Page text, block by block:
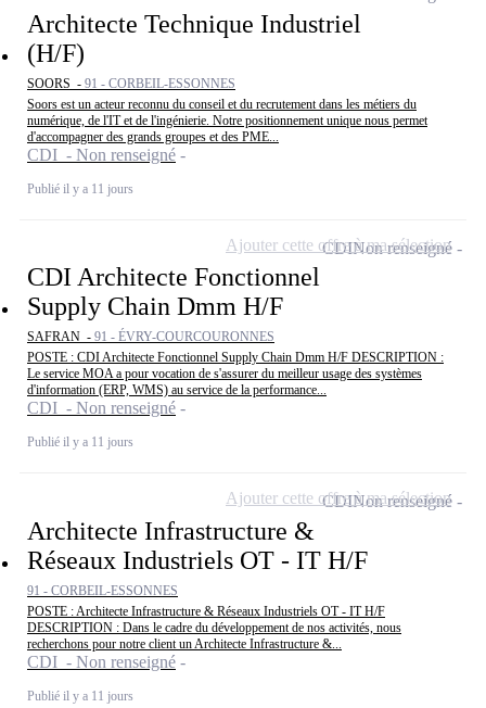
Architecte Technique Industriel
(H/F)
SOORS - 91 - CORBEIL-ESSONNES
Soors est un acteur reconnu du conseil et du recrutement dans les métiers du
numérique, de l'IT et de l'ingénierie. Notre positionnement unique nous permet
d'accompagner des grands groupes et des PME...
CDI - Non renseigné
Publié il y a 11 jours
CDI Architecte Fonctionnel
Supply Chain Dmm H/F
SAFRAN - 91 - ÉVRY-COURCOURONNES
POSTE : CDI Architecte Fonctionnel Supply Chain Dmm H/F DESCRIPTION :
Le service MOA a pour vocation de s'assurer du meilleur usage des systèmes
d'information (ERP, WMS) au service de la performance...
CDI - Non renseigné
Publié il y a 11 jours
CDINon renseigné
Ajouter cette offre à ma sélection
Architecte Infrastructure &
Réseaux Industriels OT - IT H/F
91 - CORBEIL-ESSONNES
POSTE : Architecte Infrastructure & Réseaux Industriels OT - IT H/F
DESCRIPTION : Dans le cadre du développement de nos activités, nous
recherchons pour notre client un Architecte Infrastructure &...
CDI - Non renseigné
Publié il y a 11 jours
CDINon renseigné
Ajouter cette offre à ma sélection